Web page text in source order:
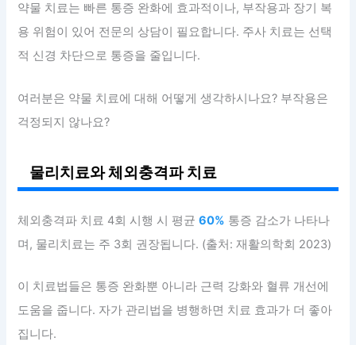
약물 치료는 빠른 통증 완화에 효과적이나, 부작용과 장기 복
용 위험이 있어 전문의 상담이 필요합니다. 주사 치료는 선택
적 신경 차단으로 통증을 줄입니다.
여러분은 약물 치료에 대해 어떻게 생각하시나요? 부작용은
걱정되지 않나요?
물리치료와 체외충격파 치료
체외충격파 치료 4회 시행 시 평균60% 통증 감소가 나타나
며, 물리치료는 주 3회 권장됩니다. (출처: 재활의학회 2023)
이 치료법들은 통증 완화뿐 아니라 근력 강화와 혈류 개선에
도움을 줍니다. 자가 관리법을 병행하면 치료 효과가 더 좋아
집니다.